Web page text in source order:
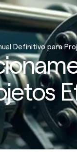
Definitivo para